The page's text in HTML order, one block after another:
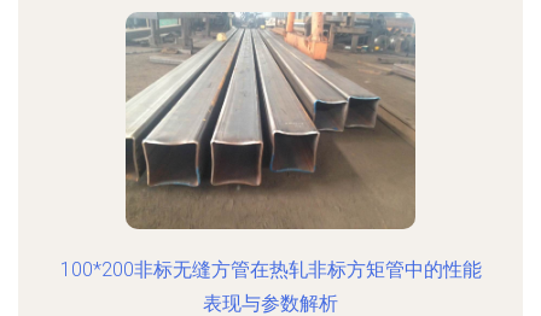
100*200非标无缝方管在热轧非标方矩管中的性能
表现与参数解析